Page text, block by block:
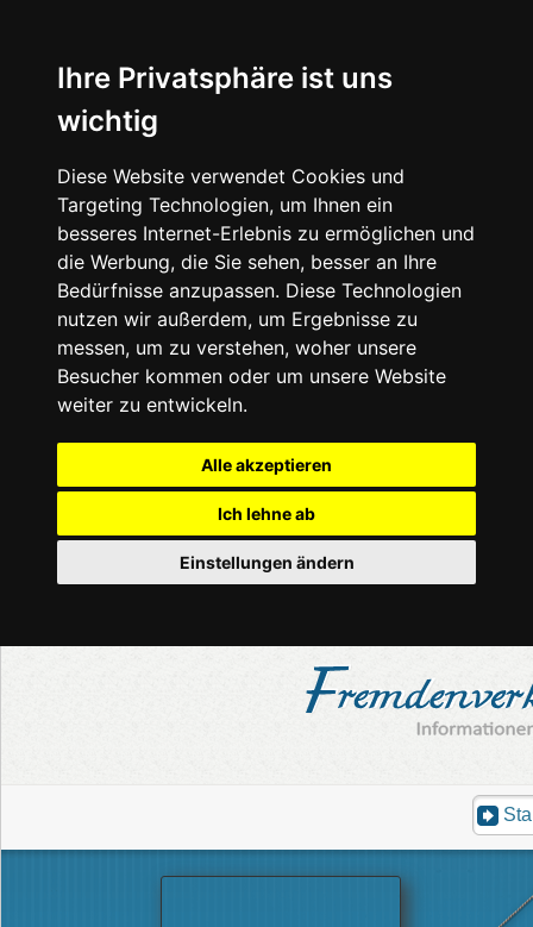
Ihre Privatsphäre ist uns
wichtig
Diese Website verwendet Cookies und
Targeting Technologien, um Ihnen ein
besseres Internet-Erlebnis zu ermöglichen und
die Werbung, die Sie sehen, besser an Ihre
Bedürfnisse anzupassen. Diese Technologien
nutzen wir außerdem, um Ergebnisse zu
messen, um zu verstehen, woher unsere
Besucher kommen oder um unsere Website
weiter zu entwickeln.
Alle akzeptieren
Ich lehne ab
Einstellungen ändern